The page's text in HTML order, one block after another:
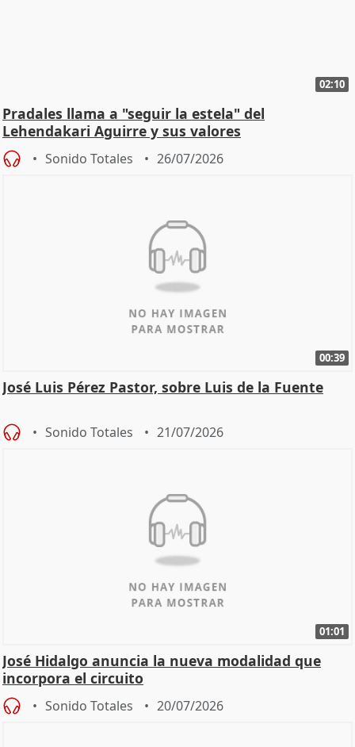
02:10
Pradales llama a "seguir la estela" del
Lehendakari Aguirre y sus valores
Sonido Totales 26/07/2026
00:39
José Luis Pérez Pastor, sobre Luis de la Fuente
Sonido Totales 21/07/2026
01:01
José Hidalgo anuncia la nueva modalidad que
incorpora el circuito
Sonido Totales 20/07/2026